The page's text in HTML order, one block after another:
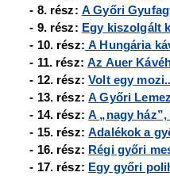
- 8. rész: A Győri
- 9. rész: Egy kiszolgált
- 10. rész: A Hungária
- 11. rész:Az Auer
- 12. rész:Volt egy
- 13. rész:A Győri
- 14. rész:A „nagy
- 15. rész:Adalékok a
- 16. rész: Régi győri
- 17. rész: Egy győri